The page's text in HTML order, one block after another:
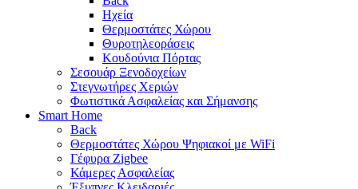
Ηχεία
Θερμοστάτες Χώρου
Θυροτηλεοράσεις
Κουδούνια Πόρτας
Σεσουάρ Ξενοδοχείων
Στεγνωτήρες Χεριών
Φωτιστικά Ασφαλείας και Σήμανσης
Smart Home
Back
Θερμοστάτες Χώρου Ψηφιακοί με WiFi
Γέφυρα Zigbee
Κάμερες Ασφαλείας